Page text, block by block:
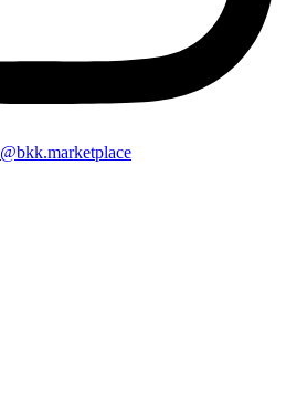
@bkk.marketplace